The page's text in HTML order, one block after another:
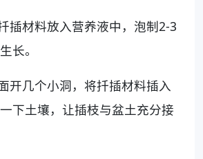
插材料放入营养液中，泡制2-3
长。
开几个小洞，将扦插材料插入
下土壤，让插枝与盆土充分接